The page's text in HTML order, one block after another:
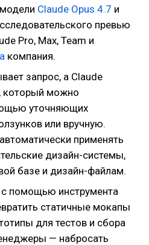
Claude Opus 4.7 и
превью
Pro, Max, Team и
компания.
запрос, а Claude
который можно
уточняющих
или вручную.
применять
дизайн-системы,
базе и дизайн-файлам.
помощью инструмента
статичные мокапы
для тестов и сбора
— набросать